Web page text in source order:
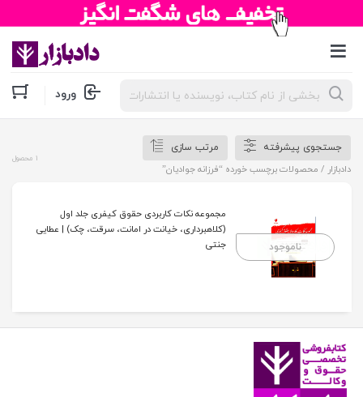
جستجوی
محصولات ورود
جستجوی پیشرفته
مرتب سازی
دادبازار / محصولات برچسب خورده “فرزانه جوادیان”
1 محصول
ناموجود
مجموعه نکات کاربردی حقوق کیفری جلد اول
(کلاهبرداری، خیانت در امانت، سرقت، چک) | عطایی
جنتی